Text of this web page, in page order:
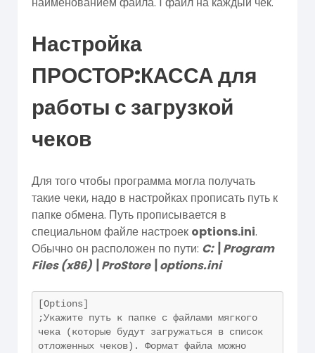
Настройка
ПРОСТОР:КАССА для
работы с загрузкой
чеков
Для того чтобы программа могла получать
такие чеки, надо в настройках прописать путь к
папке обмена. Путь прописывается в
специальном файле настроек options.ini.
Обычно он расположен по пути: C:\Program
Files (x86)\ProStore\options.ini
[Options]
;Укажите путь к папке с файлами мягкого
чека (которые будут загружаться в список
отложенных чеков). Формат файла можно